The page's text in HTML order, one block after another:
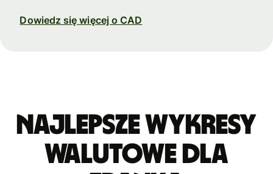
Dowiedz się więcej o CAD
Najlepsze wykresy
walutowe dla